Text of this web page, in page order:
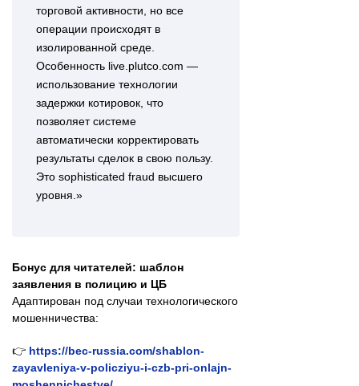
торговой активности, но все
операции происходят в
изолированной среде.
Особенность live.plutco.com —
использование технологии
задержки котировок, что
позволяет системе
автоматически корректировать
результаты сделок в свою пользу.
Это sophisticated fraud высшего
уровня.»
Бонус для читателей: шаблон
заявления в полицию и ЦБ
Адаптирован под случаи технологического
мошенничества:
👉 https://bec-russia.com/shablon-
zayavleniya-v-policziyu-i-czb-pri-onlajn-